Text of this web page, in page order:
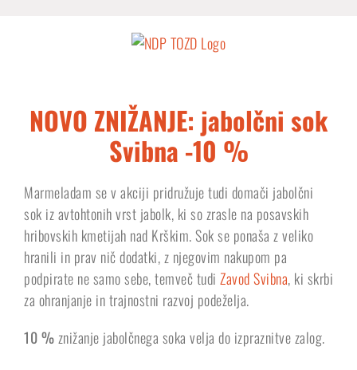
NOVO ZNIŽANJE: jabolčni sok
Svibna -10 %
Marmeladam se v akciji pridružuje tudi domači jabolčni
sok iz avtohtonih vrst jabolk, ki so zrasle na posavskih
hribovskih kmetijah nad Krškim. Sok se ponaša z veliko
hranili in prav nič dodatki, z njegovim nakupom pa
podpirate ne samo sebe, temveč tudi Zavod Svibna, ki skrbi
za ohranjanje in trajnostni razvoj podeželja.
10 %znižanje jabolčnega soka velja do izpraznitve zalog.